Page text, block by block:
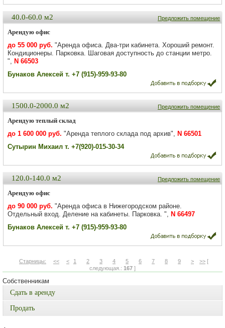
Предложить помещение
40.0-60.0 м2
Арендую офис
до 55 000 руб. "Аренда офиса. Два-три кабинета. Хороший ремонт.
Кондиционеры. Парковка. Шаговая доступность до станции метро.
", N 66503
Бунаков Алексей т. +7 (915)-959-93-80
Предложить помещение
1500.0-2000.0 м2
Арендую теплый склад
до 1 600 000 руб. "Аренда теплого склада под архив", N 66501
Сутырин Михаил т. +7(920)-015-30-34
Предложить помещение
120.0-140.0 м2
Арендую офис
до 90 000 руб. "Аренда офиса в Нижегородском районе.
Отдельный вход. Деление на кабинеты. Парковка. ", N 66497
Бунаков Алексей т. +7 (915)-959-93-80
Старницы: << < 1 2 3 4 5 6 7 8 9 > >> [
следующая.: 167 ]
Собственникам
Сдать в аренду
Продать